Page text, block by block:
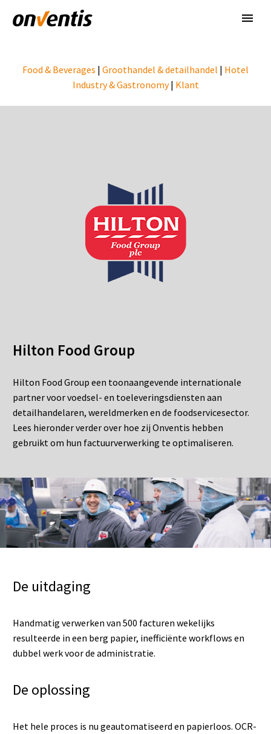
Food & Beverages | Groothandel & detailhandel | Hotel
Industry & Gastronomy| Klant
Hilton Food Group
Hilton Food Group een toonaangevende internationale
partner voor voedsel- en toeleveringsdiensten aan
detailhandelaren, wereldmerken en de foodservicesector.
Lees hieronder verder over hoe zij Onventis hebben
gebruikt om hun factuurverwerking te optimaliseren.
De uitdaging
Handmatig verwerken van 500 facturen wekelijks
resulteerde in een berg papier, inefficiënte workflows en
dubbel werk voor de administratie.
De oplossing
Het hele proces is nu geautomatiseerd en papierloos. OCR-